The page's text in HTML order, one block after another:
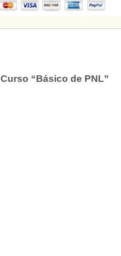
Curso “Básico de PNL”